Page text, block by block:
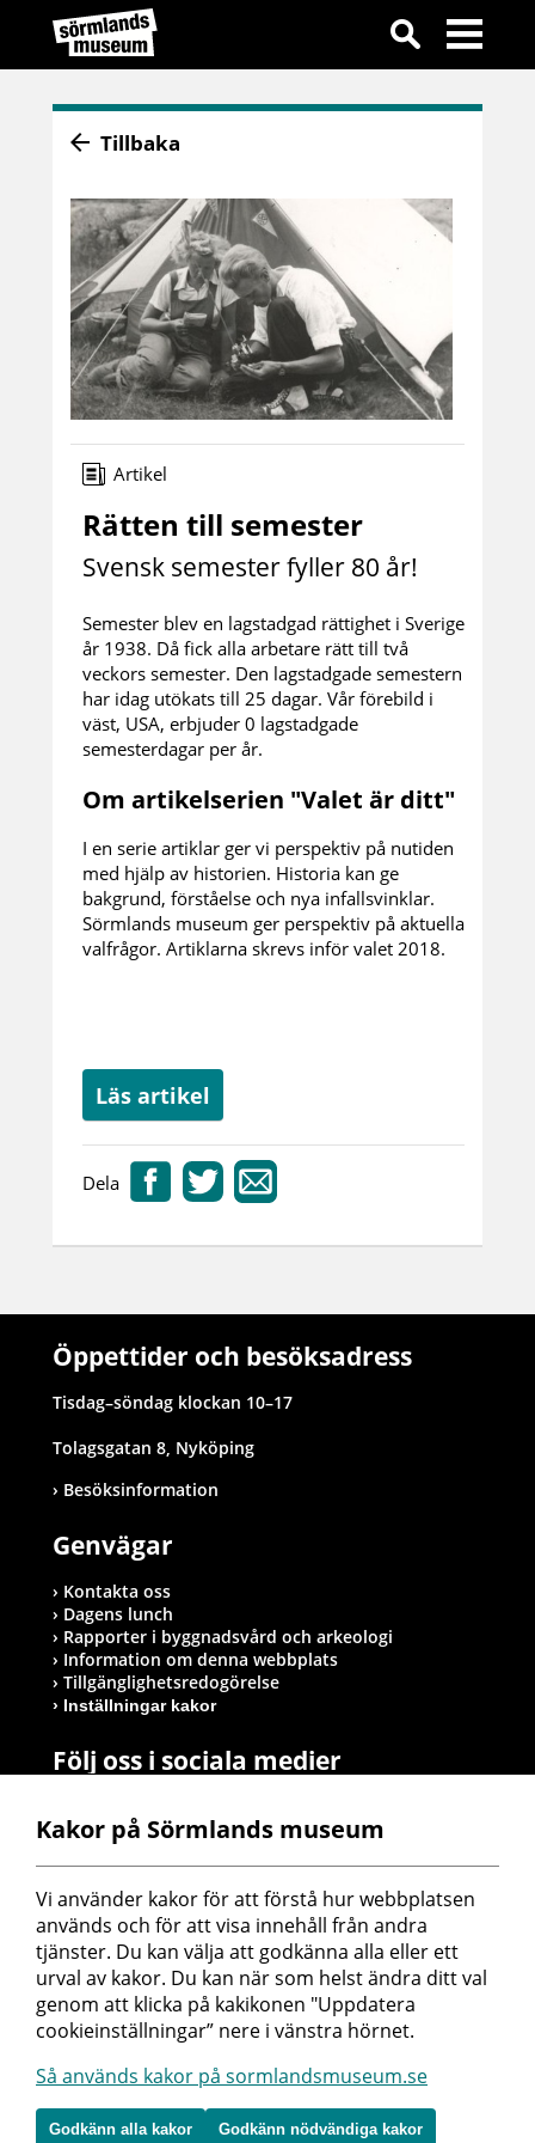
Tillbaka
Artikel
Rätten till semester
Svensk semester fyller 80 år!
Semester blev en lagstadgad rättighet i Sverige
år 1938. Då fick alla arbetare rätt till två
veckors semester. Den lagstadgade semestern
har idag utökats till 25 dagar. Vår förebild i
väst, USA, erbjuder 0 lagstadgade
semesterdagar per år.
Om artikelserien "Valet är ditt"
I en serie artiklar ger vi perspektiv på nutiden
med hjälp av historien. Historia kan ge
bakgrund, förståelse och nya infallsvinklar.
Sörmlands museum ger perspektiv på aktuella
valfrågor. Artiklarna skrevs inför valet 2018.
Läs artikel
Dela
Öppettider och besöksadress
Tisdag–söndag klockan 10–17
Tolagsgatan 8, Nyköping
Besöksinformation
Genvägar
Kontakta oss
Dagens lunch
Rapporter i byggnadsvård och arkeologi
Information om denna webbplats
Tillgänglighetsredogörelse
Inställningar kakor
Följ oss i sociala medier
Postadress
Sörmlands museum
Box 314
611 26 Nyköping
Kakor på Sörmlands museum
Vi använder kakor för att förstå hur webbplatsen
används och för att visa innehåll från andra
tjänster. Du kan välja att godkänna alla eller ett
urval av kakor. Du kan när som helst ändra ditt val
genom att klicka på kakikonen "Uppdatera
cookieinställningar” nere i vänstra hörnet.
Så används kakor på sormlandsmuseum.se
Godkänn alla kakor Godkänn nödvändiga kakor